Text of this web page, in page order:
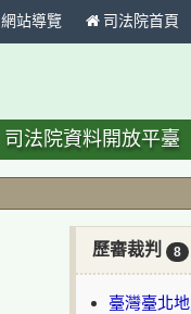
網站導覽 司法院首頁
司法院資料開放平臺
歷審裁判 8
臺灣臺北